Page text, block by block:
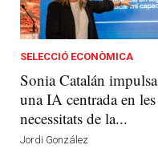
SELECCIÓ ECONÒMICA
Sonia Catalán impulsa
una IA centrada en les
necessitats de la...
Jordi González